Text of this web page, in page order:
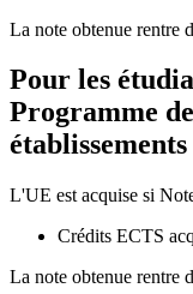
La note obtenue rentre
Pour les
Programme
L'UE est acquise si
Crédits ECTS
La note obtenue rentre